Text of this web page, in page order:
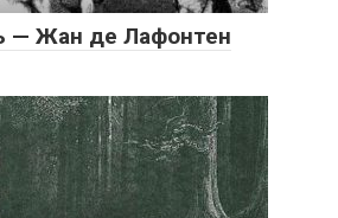
— Жан де Лафонтен